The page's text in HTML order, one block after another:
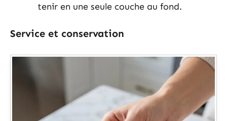
tenir en une seule couche au fond.
Service et conservation